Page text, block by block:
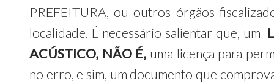
PREFEITURA, ou outros órgãos
localidade. É necessário salientar que, um
ACÚSTICO, NÃO É, uma licença para
no erro, e sim, um documento que